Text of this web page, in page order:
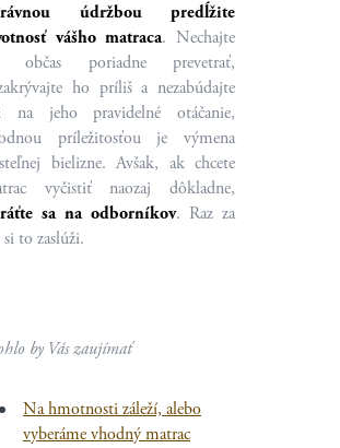
údržbou predĺžite
vášho matraca. Nechajte
občas poriadne prevetrať,
ho príliš a nezabúdajte
na jeho pravidelné otáčanie,
príležitosťou je výmena
bielizne. Avšak, ak chcete
vyčistiť naozaj dôkladne,
sa na odborníkov. Raz za
si to zaslúži.
by Vás zaujímať
Na hmotnosti záleží, alebo
vyberáme vhodný matrac